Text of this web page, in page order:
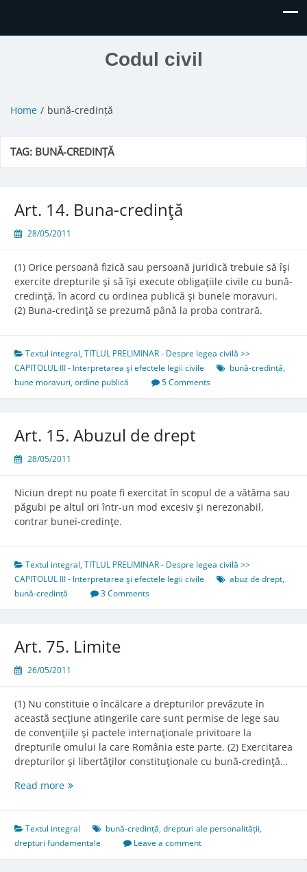
Codul civil
Home bună-credință
TAG: BUNĂ-CREDINȚĂ
Art. 14. Buna-credinţă
28/05/2011
(1) Orice persoană fizică sau persoană juridică trebuie să îşi
exercite drepturile şi să îşi execute obligaţiile civile cu bună-
credinţă, în acord cu ordinea publică şi bunele moravuri.
(2) Buna-credinţă se prezumă până la proba contrară.
Textul integral,TITLUL PRELIMINAR - Despre legea civilă >>
CAPITOLUL III - Interpretarea şi efectele legii civile
bună-credință,
bune moravuri,ordine publică 5 Comments
Art. 15. Abuzul de drept
28/05/2011
Niciun drept nu poate fi exercitat în scopul de a vătăma sau
păgubi pe altul ori într-un mod excesiv şi nerezonabil,
contrar bunei-credinţe.
Textul integral,TITLUL PRELIMINAR - Despre legea civilă >>
CAPITOLUL III - Interpretarea şi efectele legii civile
abuz de drept,
bună-credință
3 Comments
Art. 75. Limite
26/05/2011
(1) Nu constituie o încălcare a drepturilor prevăzute în
această secţiune atingerile care sunt permise de lege sau
de convenţiile şi pactele internaţionale privitoare la
drepturile omului la care România este parte. (2) Exercitarea
drepturilor şi libertăţilor constituţionale cu bună-credinţă…
Read moreArt.
Textul integral bună-credință,drepturi ale personalității,
drepturi fundamentale
Leave a comment